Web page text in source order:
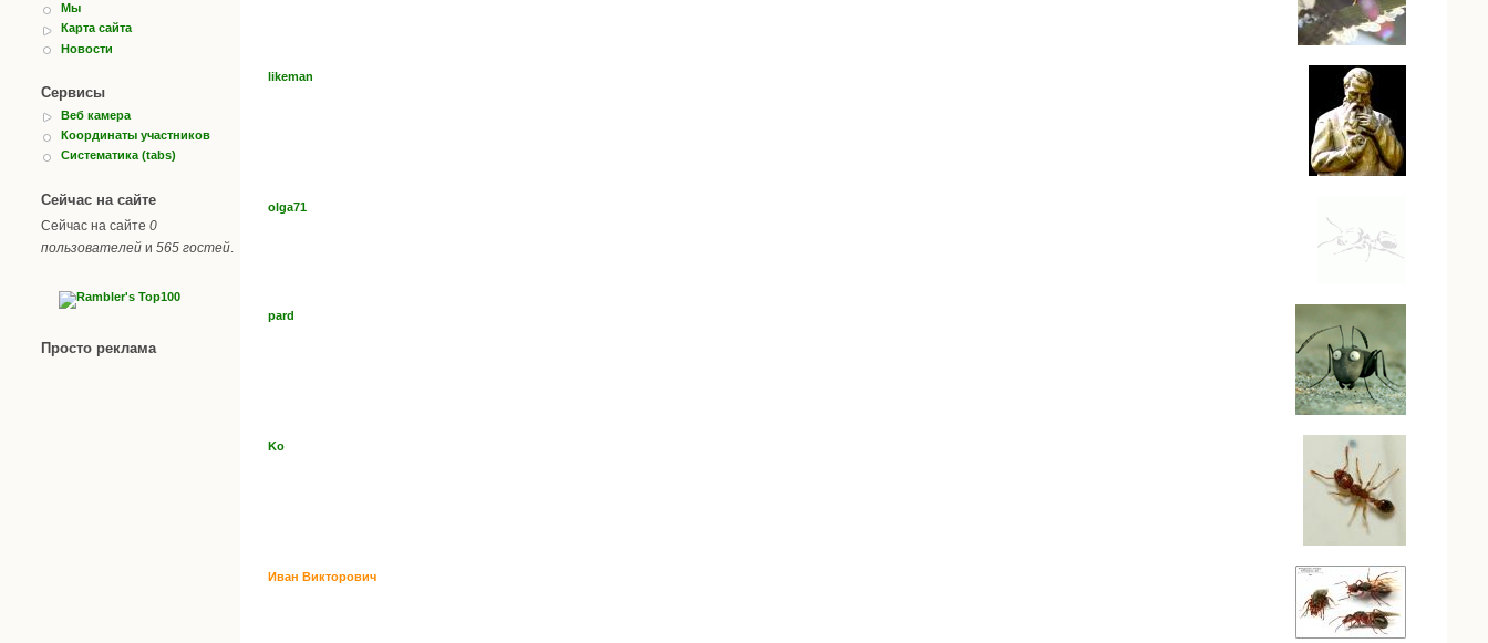
Мы
Карта сайта
Новости
Сервисы
Веб камера
Координаты участников
Систематика (tabs)
Сейчас на сайте
Сейчас на сайте 0
пользователей и 565 гостей
Просто реклама
likeman
olga71
pard
Ko
Иван Викторович